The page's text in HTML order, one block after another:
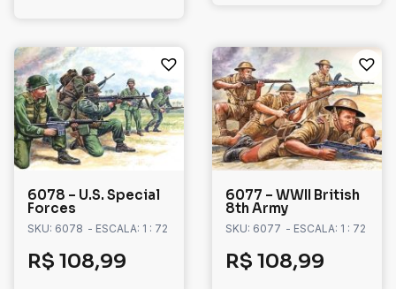
6078 – U.S. Special
Forces
SKU: 6078 - ESCALA: 1 : 72
R$ 108,99
6077 – WWII British
8th Army
SKU: 6077 - ESCALA: 1 : 72
R$ 108,99